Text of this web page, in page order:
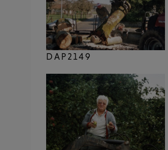
DAP2149